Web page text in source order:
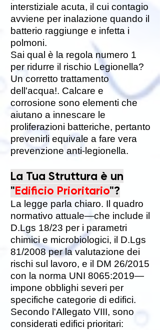
interstiziale acuta, il cui contagio
avviene per inalazione quando il
batterio raggiunge e infetta i
polmoni.
Sai qual è la regola numero 1
per ridurre il rischio Legionella?
Un corretto trattamento
dell'acqua!. Calcare e
corrosione sono elementi che
aiutano a innescare le
proliferazioni batteriche, pertanto
prevenirli equivale a fare vera
prevenzione anti-legionella.
La Tua Struttura è un
"Edificio Prioritario"?
La legge parla chiaro. Il quadro
normativo attuale—che include il
D.Lgs 18/23 per i parametri
chimici e microbiologici, il D.Lgs
81/2008 per la valutazione dei
rischi sul lavoro, e il DM 26/2015
con la norma UNI 8065:2019—
impone obblighi severi per
specifiche categorie di edifici.
Secondo l'Allegato VIII, sono
considerati edifici prioritari: